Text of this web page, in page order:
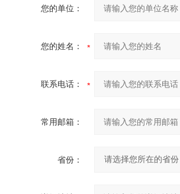
您的单位：
您的姓名：
联系电话：
常用邮箱：
省份：